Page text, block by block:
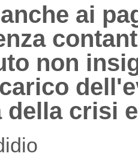
ai
non
della crisi